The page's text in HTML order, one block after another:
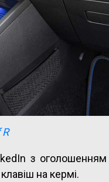
з оголошенням
на кермі.